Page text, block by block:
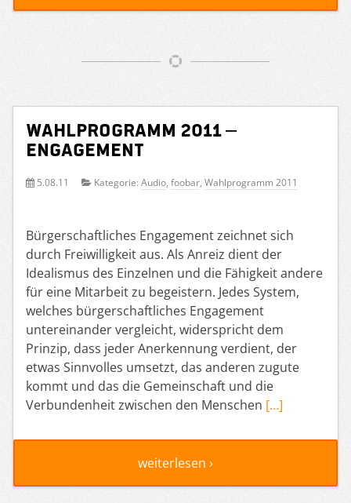
Wahlprogramm 2011 –
Engagement
5.08.11 Kategorie: Audio, foobar, Wahlprogramm 2011
Bürgerschaftliches Engagement zeichnet sich
durch Freiwilligkeit aus. Als Anreiz dient der
Idealismus des Einzelnen und die Fähigkeit andere
für eine Mitarbeit zu begeistern. Jedes System,
welches bürgerschaftliches Engagement
untereinander vergleicht, widerspricht dem
Prinzip, dass jeder Anerkennung verdient, der
etwas Sinnvolles umsetzt, das anderen zugute
kommt und das die Gemeinschaft und die
Verbundenheit zwischen den Menschen […]
weiterlesen ›